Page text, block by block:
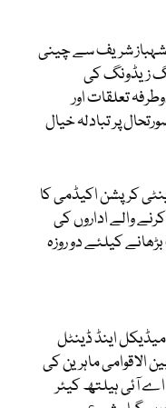
شہباز شریف سے چینی
زیڈونگ کی
تعلقات اور
پر تبادلہ خیال
کرپشن اکیڈمی کا
کرنے والے اداروں کی
کیلئے دو روزہ
میڈیکل اینڈ ڈینٹل
الاقوامی ماہرین کی
اے آئی ہیلتھ کیئر